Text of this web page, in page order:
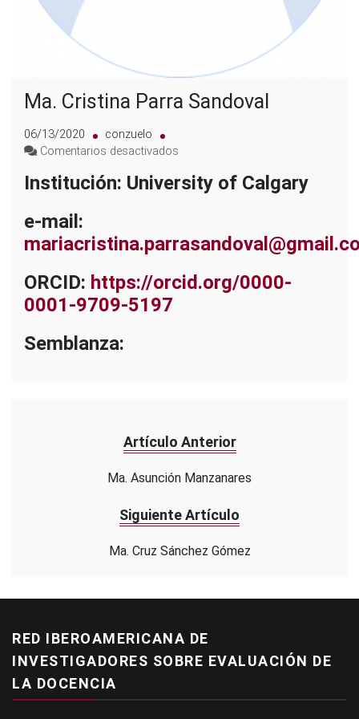
Ma. Cristina Parra Sandoval
06/13/2020
conzuelo
Comentarios desactivados
Cristina
Institución: University of Calgary
e-mail:
ORCID: https://orcid.org/0000-
0001-9709-5197
Semblanza:
Artículo Anterior
Ma. Asunción Manzanares
Siguiente Artículo
Ma. Cruz Sánchez Gómez
RED IBEROAMERICANA DE
INVESTIGADORES SOBRE EVALUACIÓN DE
LA DOCENCIA